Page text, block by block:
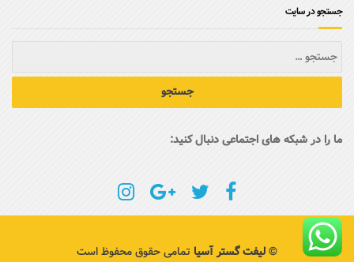
جستجو در سایت
ما را در شبکه های اجتماعی دنبال کنید:
©لیفت گستر آسیا تمامی حقوق محفوظ است